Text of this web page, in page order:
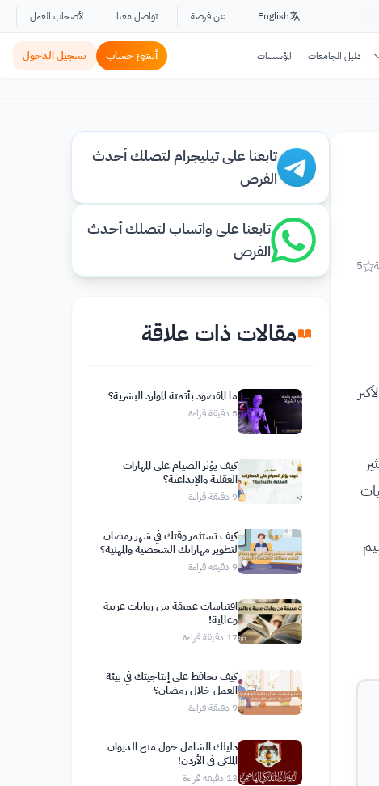
English عن فرصة تواصل معنا لأصحاب العمل
دليل الجامعات المؤسسات أنشئ حساب تسجيل الدخول
5
تابعنا على تيليجرام لتصلك أحدث
الفرص
تابعنا على واتساب لتصلك أحدث
الفرص
مقالات ذات علاقة
ما المقصود بأتمتة الموارد البشرية؟
5 دقيقة قراءة
كيف يؤثر الصيام على المهارات
العقلية والإبداعية؟
9 دقيقة قراءة
كيف تستثمر وقتك في شهر رمضان
لتطوير مهاراتك الشخصية والمهنية؟
9 دقيقة قراءة
اقتباسات عميقة من روايات عربية
وعالمية!
17 دقيقة قراءة
كيف تحافظ على إنتاجيتك في بيئة
العمل خلال رمضان؟
9 دقيقة قراءة
دليلك الشامل حول منح الديوان
الملكي في الأردن!
13 دقيقة قراءة